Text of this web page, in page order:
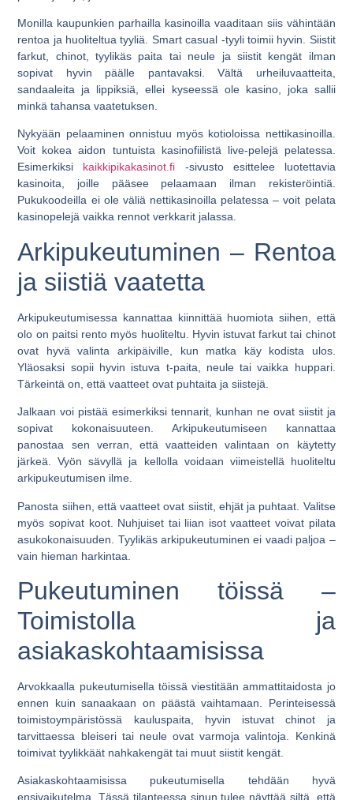
Monilla kaupunkien parhailla kasinoilla vaaditaan siis vähintään
rentoa ja huoliteltua tyyliä. Smart casual -tyyli toimii hyvin. Siistit
farkut, chinot, tyylikäs paita tai neule ja siistit kengät ilman
sopivat hyvin päälle pantavaksi. Vältä urheiluvaatteita,
sandaaleita ja lippiksiä, ellei kyseessä ole kasino, joka sallii
minkä tahansa vaatetuksen.
Nykyään pelaaminen onnistuu myös kotioloissa nettikasinoilla.
Voit kokea aidon tuntuista kasinofiilistä live-pelejä pelatessa.
Esimerkiksi kaikkipikakasinot.fi -sivusto esittelee luotettavia
kasinoita, joille pääsee pelaamaan ilman rekisteröintiä.
Pukukoodeilla ei ole väliä nettikasinoilla pelatessa – voit pelata
kasinopelejä vaikka rennot verkkarit jalassa.
Arkipukeutuminen – Rentoa
ja siistiä vaatetta
Arkipukeutumisessa kannattaa kiinnittää huomiota siihen, että
olo on paitsi rento myös huoliteltu. Hyvin istuvat farkut tai chinot
ovat hyvä valinta arkipäiville, kun matka käy kodista ulos.
Yläosaksi sopii hyvin istuva t-paita, neule tai vaikka huppari.
Tärkeintä on, että vaatteet ovat puhtaita ja siistejä.
Jalkaan voi pistää esimerkiksi tennarit, kunhan ne ovat siistit ja
sopivat kokonaisuuteen. Arkipukeutumiseen kannattaa
panostaa sen verran, että vaatteiden valintaan on käytetty
järkeä. Vyön sävyllä ja kellolla voidaan viimeistellä huoliteltu
arkipukeutumisen ilme.
Panosta siihen, että vaatteet ovat siistit, ehjät ja puhtaat. Valitse
myös sopivat koot. Nuhjuiset tai liian isot vaatteet voivat pilata
asukokonaisuuden. Tyylikäs arkipukeutuminen ei vaadi paljoa –
vain hieman harkintaa.
Pukeutuminen töissä –
Toimistolla ja
asiakaskohtaamisissa
Arvokkaalla pukeutumisella töissä viestitään ammattitaidosta jo
ennen kuin sanaakaan on päästä vaihtamaan. Perinteisessä
toimistoympäristössä kauluspaita, hyvin istuvat chinot ja
tarvittaessa bleiseri tai neule ovat varmoja valintoja. Kenkinä
toimivat tyylikkäät nahkakengät tai muut siistit kengät.
Asiakaskohtaamisissa pukeutumisella tehdään hyvä
ensivaikutelma. Tässä tilanteessa sinun tulee näyttää siltä, että